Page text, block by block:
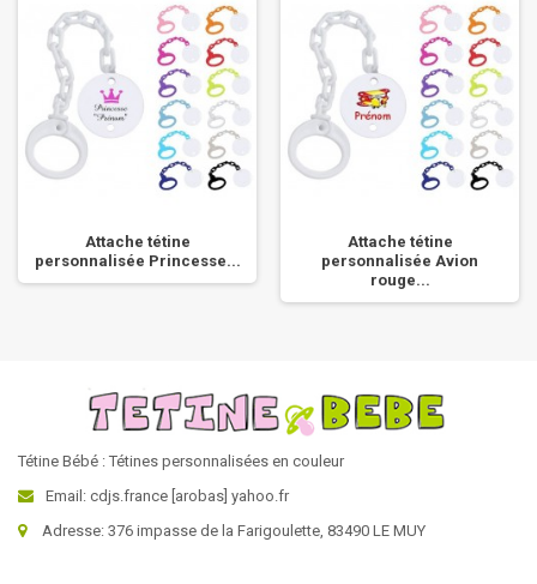
Attache tétine
personnalisée Princesse...
Attache tétine
personnalisée Avion
rouge...
Tétine Bébé : Tétines personnalisées en couleur
Email: cdjs.france [arobas] yahoo.fr
Adresse: 376 impasse de la Farigoulette, 83490 LE MUY